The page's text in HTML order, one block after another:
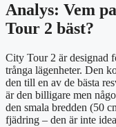
Analys: Vem
Tour 2 bäst?
City Tour 2 är designad
trånga lägenheter. Den
den till en av de bästa
är den billigare men
den smala bredden (50
fjädring – den är inte